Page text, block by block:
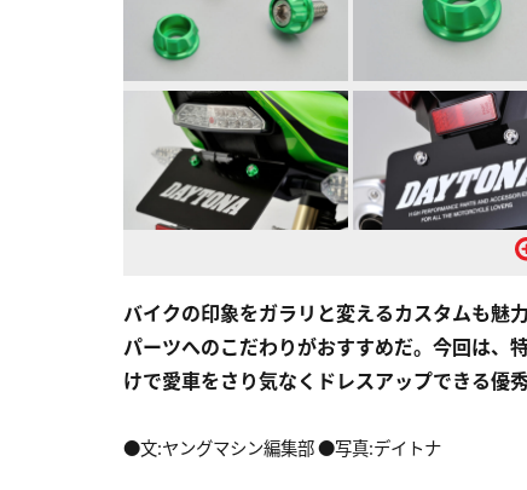
バイクの印象をガラリと変えるカスタムも魅
パーツへのこだわりがおすすめだ。今回は、
けで愛車をさり気なくドレスアップできる優
●文:ヤングマシン編集部 ●写真:デイトナ